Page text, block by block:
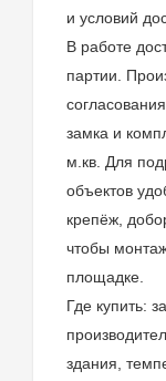
и условий
В работе
партии.
замка и
м.кв. Для
объектов
крепёж,
чтобы
площадке.
Где купить:
здания,